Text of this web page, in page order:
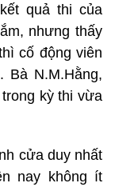
quả thi của
nhưng thấy
cố động viên
Bà N.M.Hằng,
kỳ thi vừa
cửa duy nhất
nay không ít